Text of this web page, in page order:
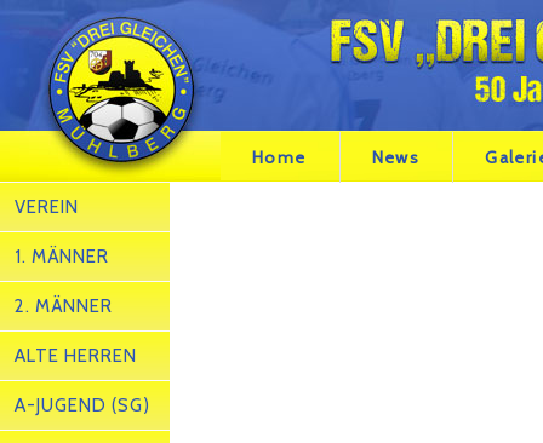
Home News
VEREIN
1. MÄNNER
2. MÄNNER
ALTE HERREN
A-JUGEND (SG)